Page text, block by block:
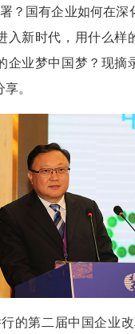
？国有企业如何在深
入新时代，用什么样
企业梦中国梦？现摘
。
的第二届中国企业